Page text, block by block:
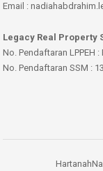
Email :
Legacy Real Property
No. Pendaftaran LPPEH :
No. Pendaftaran SSM :